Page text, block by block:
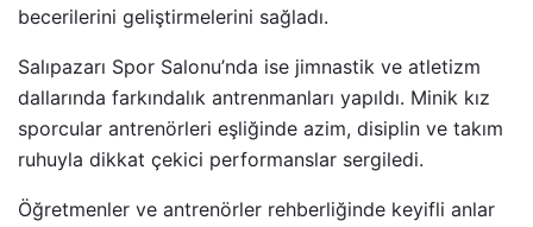
becerilerini geliştirmelerini sağladı.
Salıpazarı Spor Salonu’nda ise jimnastik ve atletizm
dallarında farkındalık antrenmanları yapıldı. Minik kız
sporcular antrenörleri eşliğinde azim, disiplin ve takım
ruhuyla dikkat çekici performanslar sergiledi.
Öğretmenler ve antrenörler rehberliğinde keyifli anlar